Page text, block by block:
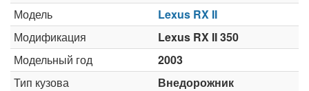
Модель
Lexus RX II
Модификация
Lexus RX II 350
Модельный год
2003
Тип кузова
Внедорожник